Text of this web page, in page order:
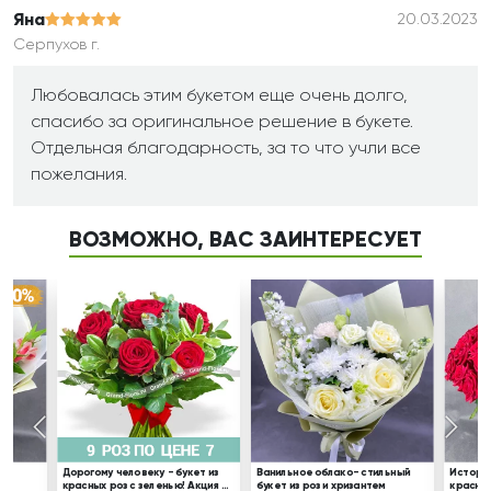
Яна
20.03.2023
Серпухов г.
Любовалась этим букетом еще очень долго,
спасибо за оригинальное решение в букете.
Отдельная благодарность, за то что учли все
пожелания.
ВОЗМОЖНО, ВАС ЗАИНТЕРЕСУЕТ
Дорогому человеку - букет из
красных роз с зеленью! Акция 9
Ванильное облако- стильный
букет из роз и хризантем